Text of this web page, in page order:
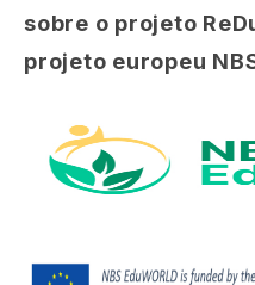
sobre o projeto
projeto europeu